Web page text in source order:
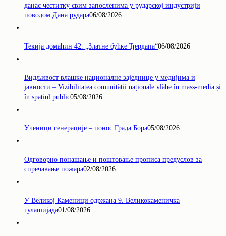
данас честитку свим запосленима у рударској индустрији
поводом Дана рудара06/08/2026
Текија домаћин 42. „Златне бућке Ђердапа“06/08/2026
Видљивост влашке националне заједнице у медијима и
јавности – Vizibilitatea comunității naționale vlăhe în mass-media și
în spațiul public05/08/2026
Ученици генерације – понос Града Бора05/08/2026
Одговорно понашање и поштовање прописа предуслов за
спречавање пожара02/08/2026
У Великој Каменици одржана 9. Великокаменичка
гулашијада01/08/2026